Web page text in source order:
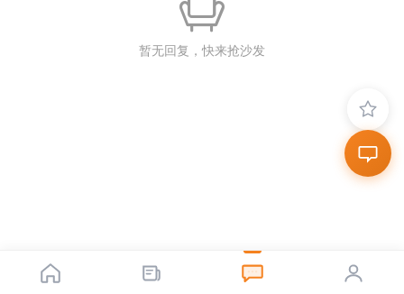
暂无回复，快来抢沙发